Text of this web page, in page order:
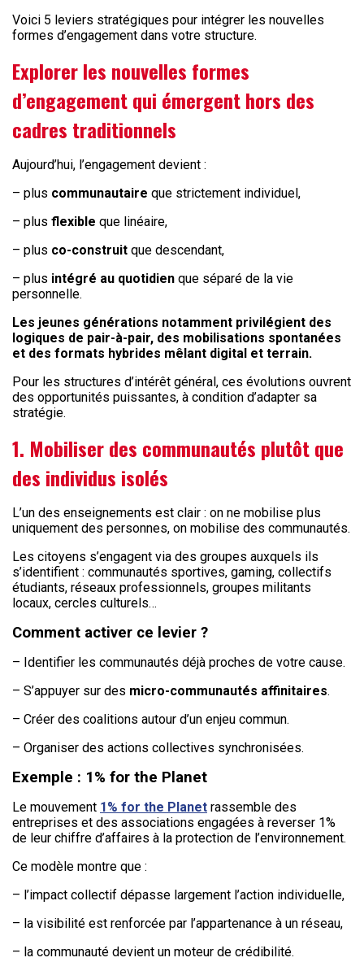
Voici 5 leviers stratégiques pour intégrer les nouvelles
formes d’engagement dans votre structure.
Explorer les nouvelles formes
d’engagement qui émergent hors des
cadres traditionnels
Aujourd’hui, l’engagement devient :
– plus communautaire que strictement individuel,
– plus flexible que linéaire,
– plus co-construit que descendant,
– plus intégré au quotidien que séparé de la vie
personnelle.
Les jeunes générations notamment privilégient des
logiques de pair-à-pair, des mobilisations spontanées
et des formats hybrides mêlant digital et terrain.
Pour les structures d’intérêt général, ces évolutions ouvrent
des opportunités puissantes, à condition d’adapter sa
stratégie.
1. Mobiliser des communautés plutôt que
des individus isolés
L’un des enseignements est clair : on ne mobilise plus
uniquement des personnes, on mobilise des communautés.
Les citoyens s’engagent via des groupes auxquels ils
s’identifient : communautés sportives, gaming, collectifs
étudiants, réseaux professionnels, groupes militants
locaux, cercles culturels…
Comment activer ce levier ?
– Identifier les communautés déjà proches de votre cause.
– S’appuyer sur des micro-communautés affinitaires.
– Créer des coalitions autour d’un enjeu commun.
– Organiser des actions collectives synchronisées.
Exemple : 1% for the Planet
Le mouvement 1% for the Planet rassemble des
entreprises et des associations engagées à reverser 1%
de leur chiffre d’affaires à la protection de l’environnement.
Ce modèle montre que :
– l’impact collectif dépasse largement l’action individuelle,
– la visibilité est renforcée par l’appartenance à un réseau,
– la communauté devient un moteur de crédibilité.